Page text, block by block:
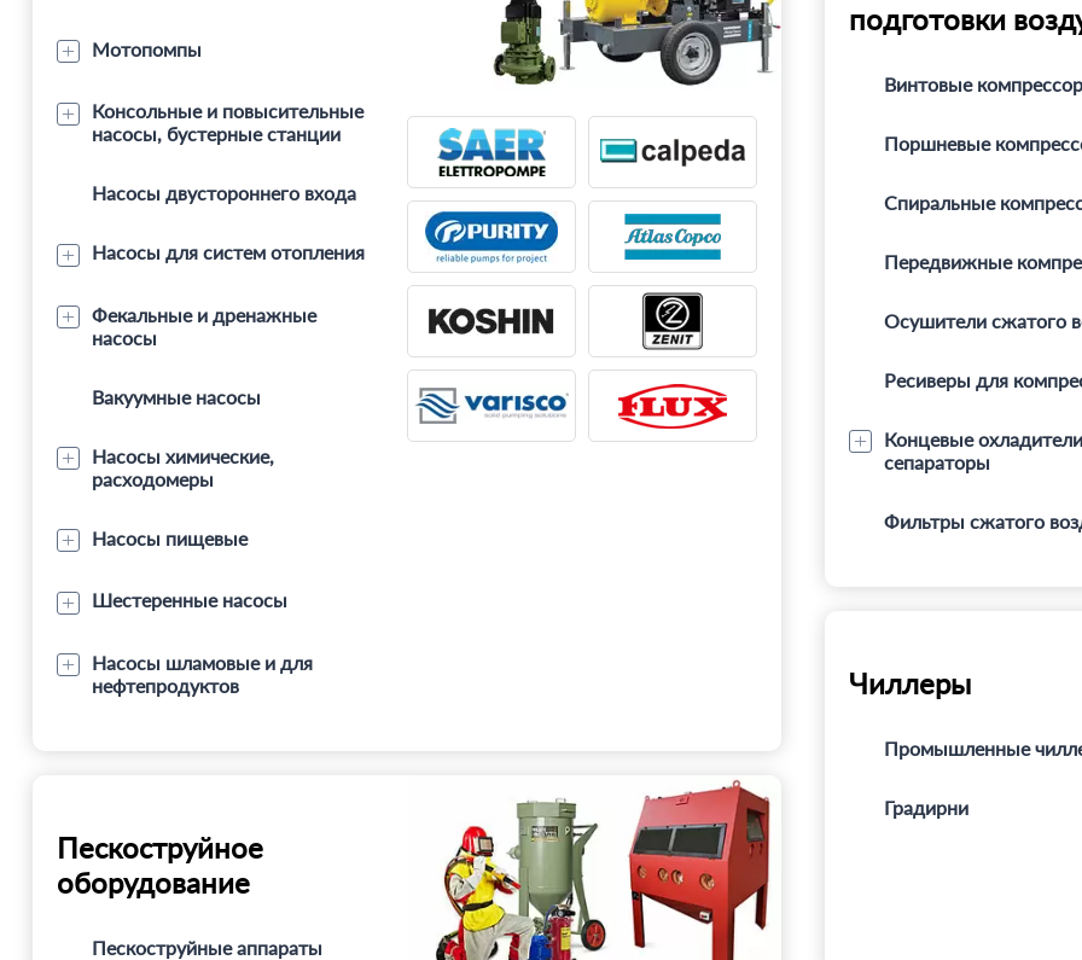
Мотопомпы
Консольные и повысительные
насосы, бустерные станции
Насосы двустороннего входа
Насосы для систем отопления
Фекальные и дренажные
насосы
Вакуумные насосы
Насосы химические,
расходомеры
Насосы пищевые
Шестеренные насосы
Насосы шламовые и для
нефтепродуктов
Пескоструйное
оборудование
Пескоструйные аппараты
подготовки
Винтовые
Поршневые
Спиральные
Передвижные
Осушители сжатого
Ресиверы для
Концевые
сепараторы
Фильтры сжатого
Чиллеры
Промышленные
Градирни